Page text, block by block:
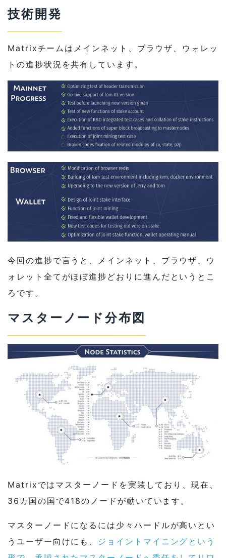
技術開発
Matrixチームはメインネット、ブラウザ、ウォレッ
トの進捗状況を共有しています。
今回の進捗で言うと、メインネット、ブラウザ、ウ
ォレット全てがほぼ進捗どおりに進んだというとこ
ろです。
マスターノード分布図
Matrixではマスターノードを実装しており、現在、
36カ国の国で418のノードが動いています。
マスターノードになるには少々ハードルが高いとい
うユーザー向けにも、 ジョイントマイニングという